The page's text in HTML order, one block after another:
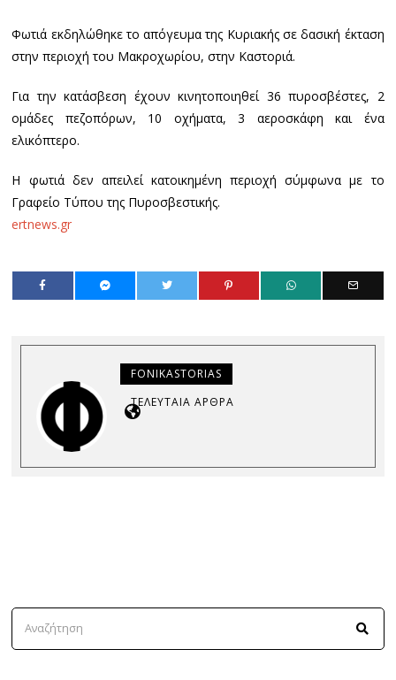
Φωτιά εκδηλώθηκε το απόγευμα της Κυριακής σε δασική έκταση
στην περιοχή του Μακροχωρίου, στην Καστοριά.
Για την κατάσβεση έχουν κινητοποιηθεί 36 πυροσβέστες, 2
ομάδες πεζοπόρων, 10 οχήματα, 3 αεροσκάφη και ένα
ελικόπτερο.
Η φωτιά δεν απειλεί κατοικημένη περιοχή σύμφωνα με το
Γραφείο Τύπου της Πυροσβεστικής.
ertnews.gr
FONIKASTORIAS
ΤΕΛΕΥΤΑΊΑ ΆΡΘΡΑ